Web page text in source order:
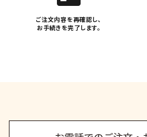
ご注文内容を再確認し、
お手続きを完了します。